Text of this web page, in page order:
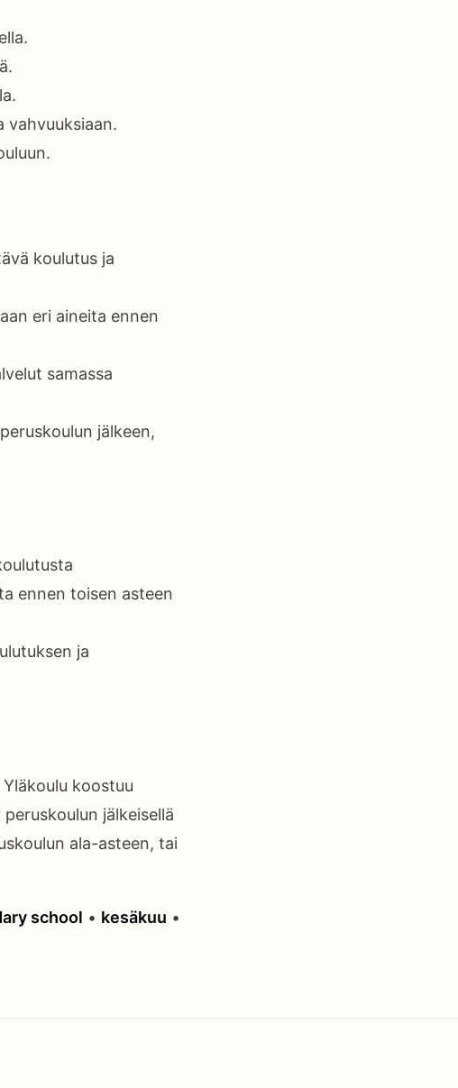
vahvuuksiaan.
koulutus ja
eri aineita ennen
samassa
jälkeen,
ennen toisen asteen
ja
koostuu
jälkeisellä
ala-asteen, tai
school • kesäkuu •